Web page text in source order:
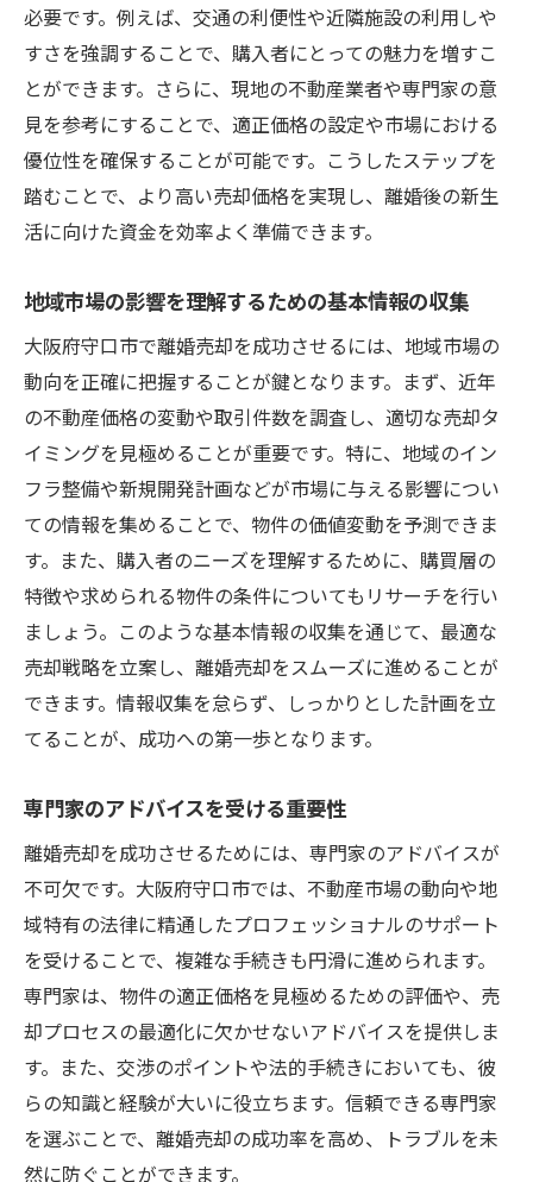
策
離婚売却を成功に導くためのコミュニケー
ション術
法律的な注意点とその対応法
市場の変動に柔軟に対応する方法
トラブルを未然に防ぐための心構え
地域特化アプローチで実現する大阪府守口市の
離婚売却成功法
地域特化型の戦略設計
地域の特性を活かしたマーケティング手法
地元ネットワークを活用した売却活動
地域情報を基にしたプレゼンテーションの
工夫
守口市内での効果的な広告展開
地域特化型の成功事例から学ぶ
大阪府守口市の離婚売却で価値を最大化するた
めの具体的な手法
市場価値を向上させるリフォームと修繕
適切な価格交渉と契約条件の設定
プロモーション活動の強化方法
オンラインとオフラインの両面からのアプ
ローチ
売却活動の結果を最大化するためのフィー
ドバック活用
満足のいく大阪府守口市での離婚売却を実現す
るための必須知識
基本的な法律知識の確認
地域特有の税金や費用の理解
必要です。例えば、交通の利便性や近隣施設の利用しや
すさを強調することで、購入者にとっての魅力を増すこ
とができます。さらに、現地の不動産業者や専門家の意
見を参考にすることで、適正価格の設定や市場における
優位性を確保することが可能です。こうしたステップを
踏むことで、より高い売却価格を実現し、離婚後の新生
活に向けた資金を効率よく準備できます。
地域市場の影響を理解するための基本情報の収集
大阪府守口市で離婚売却を成功させるには、地域市場の
動向を正確に把握することが鍵となります。まず、近年
の不動産価格の変動や取引件数を調査し、適切な売却タ
イミングを見極めることが重要です。特に、地域のイン
フラ整備や新規開発計画などが市場に与える影響につい
ての情報を集めることで、物件の価値変動を予測できま
す。また、購入者のニーズを理解するために、購買層の
特徴や求められる物件の条件についてもリサーチを行い
ましょう。このような基本情報の収集を通じて、最適な
売却戦略を立案し、離婚売却をスムーズに進めることが
できます。情報収集を怠らず、しっかりとした計画を立
てることが、成功への第一歩となります。
専門家のアドバイスを受ける重要性
離婚売却を成功させるためには、専門家のアドバイスが
不可欠です。大阪府守口市では、不動産市場の動向や地
域特有の法律に精通したプロフェッショナルのサポート
を受けることで、複雑な手続きも円滑に進められます。
専門家は、物件の適正価格を見極めるための評価や、売
却プロセスの最適化に欠かせないアドバイスを提供しま
す。また、交渉のポイントや法的手続きにおいても、彼
らの知識と経験が大いに役立ちます。信頼できる専門家
を選ぶことで、離婚売却の成功率を高め、トラブルを未
然に防ぐことができます。